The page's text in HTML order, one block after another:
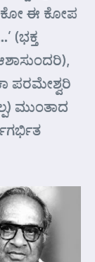
ಈ ಕೋಪ
(ಭಕ್ತ
ಪರಮೇಶ್ವರಿ
ಮುಂತಾದ